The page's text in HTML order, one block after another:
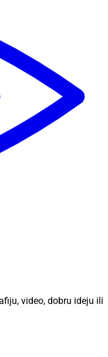
video, dobru ideju ili